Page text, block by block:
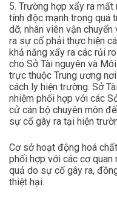
5. Trường hợp xẩy ra
tính độc mạnh trong quá
dỡ, nhân viên vận
ra sự cố phải thực hiện
khả năng xẩy ra các rủi
cho Sở Tài nguyên và
trực thuộc Trung ương
cách ly hiện trường. Sở
nhiệm phối hợp với các
cử cán bộ chuyên môn
sự cố gây ra tại hiện
Cơ sở hoạt động hoá
phối hợp với các cơ
quả do sự cố gây ra,
thiệt hại.